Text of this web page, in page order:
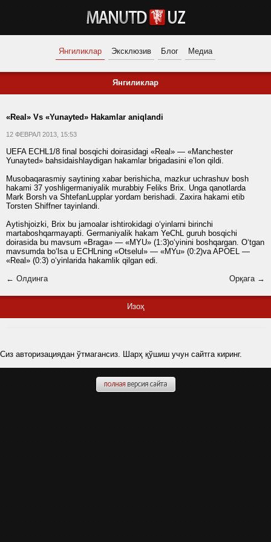
Янгиликлар Эксклюзив Блог Медиа
Янгиликлар
«Real» Vs «Yunayted» Hakamlar aniqlandi
12 ФЕВРАЛ 2013, 15:53
UEFA ECHL1/8 final bosqichi doirasidagi «Real» — «Manchester
Yunayted» bahsidaishlaydigan hakamlar brigadasini e’lon qildi.
Musobaqarasmiy saytining xabar berishicha, mazkur uchrashuv bosh
hakami 37 yoshligermaniyalik murabbiy Feliks Brix. Unga qanotlarda
Mark Borsh va ShtefanLupplar yordam berishadi. Zaxira hakami etib
Torsten Shiffner tayinlandi.
Aytishjoizki, Brix bu jamoalar ishtirokidagi o‘yinlarni birinchi
martaboshqarmayapti. Germaniyalik hakam YeChL guruh bosqichi
doirasida bu mavsum «Braga» — «MYU» (1:3)o‘yinini boshqargan. O‘tgan
mavsumda bo‘lsa u ECHLning «Otselul» — «MYu» (0:2)va APOEL —
«Real» (0:3) o‘yinlarida hakamlik qilgan edi.
← Олдинга
Орқага →
Изоҳ
Сиз авторизациядан ўтмагансиз. Шарҳ қўшиш учун сайтга киринг.